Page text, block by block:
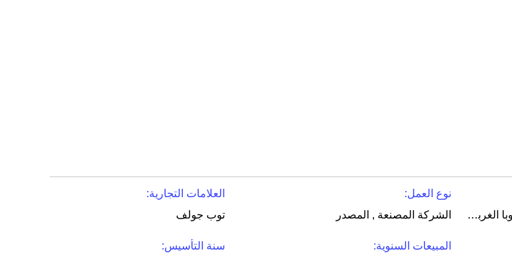
امريكا الشمالية , أمريكا الجنوبية , أوروبا الغربية , شرق أوروبا , شرق آسيا , جنوب شرق آسيا , الشرق الأوسط , أفريقيا , أوقيانوسيا , في جميع أنحاء العالم
نوع العمل:
الشركة المصنعة , المصدر
العلامات التجارية:
توب جولف
المبيعات السنوية:
سنة التأسيس: